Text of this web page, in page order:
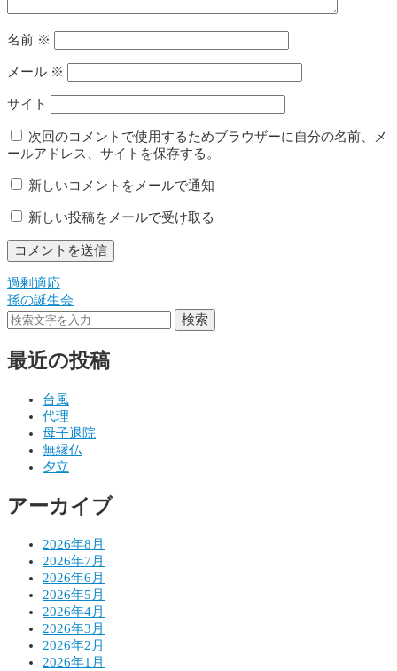
名前 ※
メール ※
サイト
次回のコメントで使用するためブラウザーに自分の名前、メ
ールアドレス、サイトを保存する。
新しいコメントをメールで通知
新しい投稿をメールで受け取る
投
稿
ビ
ン
過剰適応
孫の誕生会
検索
最近の投稿
台風
代理
母子退院
無縁仏
夕立
アーカイブ
2026年8月
2026年7月
2026年6月
2026年5月
2026年4月
2026年3月
2026年2月
2026年1月